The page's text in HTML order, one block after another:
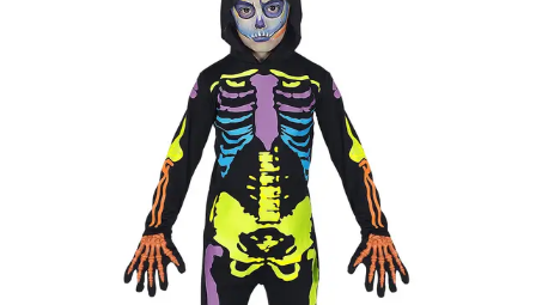
Egyéb
vásárlóinkat,
a jelmezek nem
tartalmazzák a
kiegészítőket,
például harisnya,